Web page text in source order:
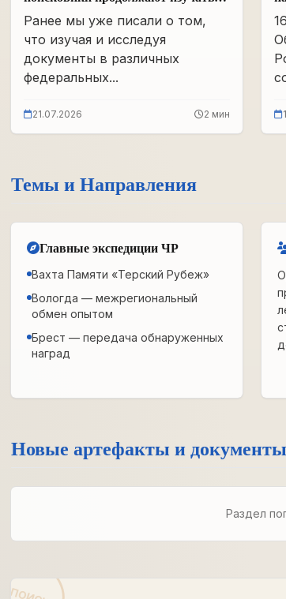
фонды бывшего партархива СССР
Ранее мы уже писали о том,
что изучая и исследуя
документы в различных
федеральных...
21.07.2026 2 мин
Темы и Направления
Главные экспедиции ЧР
Вахта Памяти «Терский Рубеж»
Вологда — межрегиональный
обмен опытом
Брест — передача обнаруженных
наград
Новые артефакты и документы
Раздел